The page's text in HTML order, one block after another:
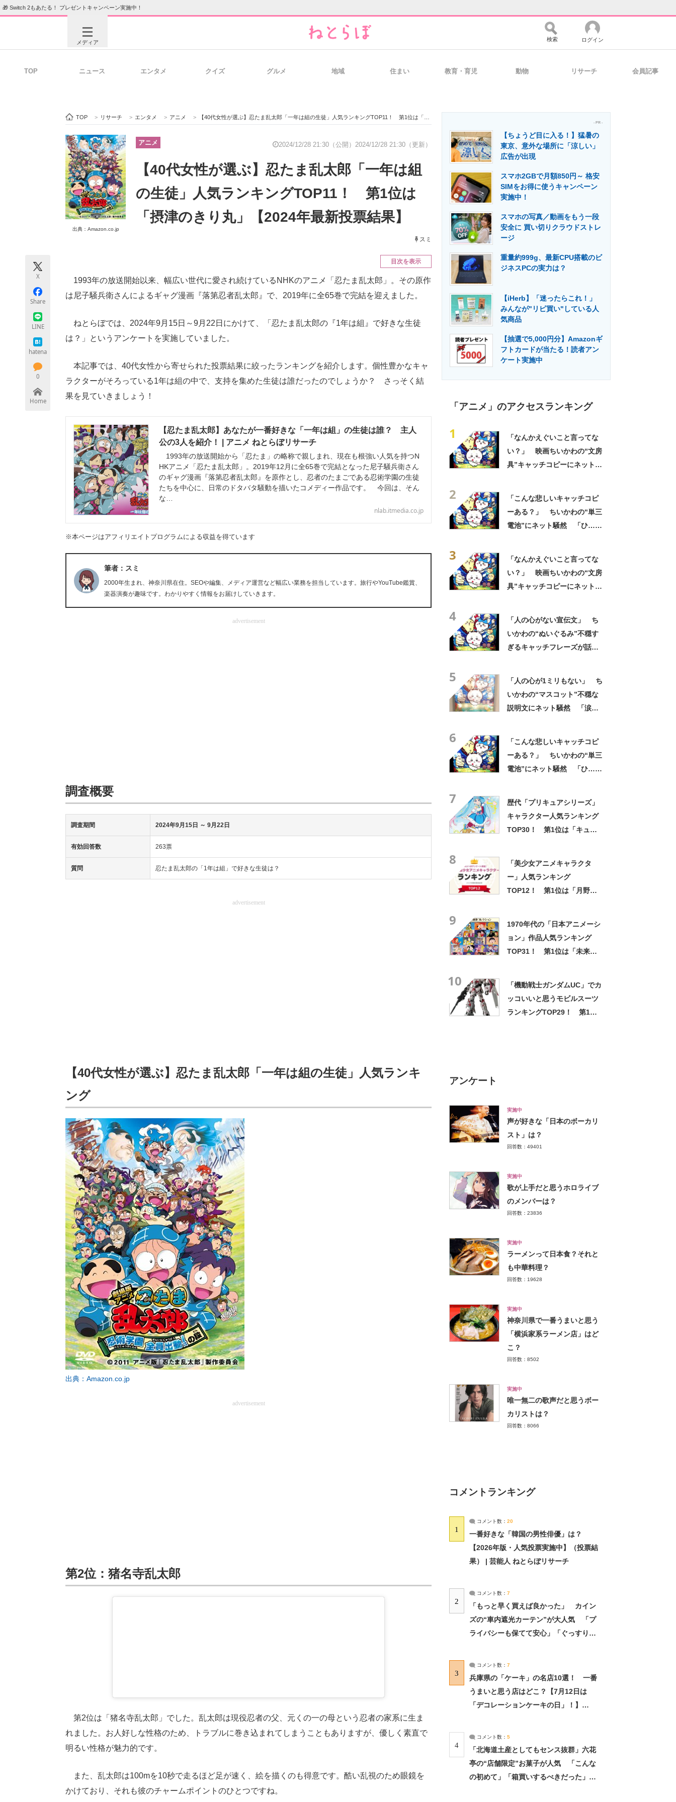
🎁 Switch 2もあたる！ プレゼントキャンペーン実施中！
メディア
ビジネスと働き方のヒント 経営リーダーのコミュニティ マーケ×ITの今がよく分かる
ITエンジニア向け専門サイト 製造業のIT導入・活用を支援
モノづくり技術者専門サイト エネルギーの専門メディア 建設×テクノロジーの最前線
ちょっと気になるネットの話題
検索 ログイン
TOP ニュース エンタメ クイズ グルメ 地域 住まい 教育・育児 動物 リサーチ 会員記事
TOP > リサーチ > エンタメ > アニメ > 【40代女性が選ぶ】忍たま乱太郎「一年は組の生徒」人気ランキングTOP11！ 第1位は「摂津のきり丸」【2024年最新投票結果】
出典：Amazon.co.jp
アニメ 2024/12/28 21:30（公開） 2024/12/28 21:30（更新）
【40代女性が選ぶ】忍たま乱太郎「一年は組
の生徒」人気ランキングTOP11！ 第1位は
「摂津のきり丸」【2024年最新投票結果】
スミ
X
Share
LINE
hatena
0
Home
目次を表示
1993年の放送開始以来、幅広い世代に愛され続けているNHKのアニメ「忍たま乱太郎」。その原作
は尼子騒兵衛さんによるギャグ漫画『落第忍者乱太郎』で、2019年に全65巻で完結を迎えました。
ねとらぼでは、2024年9月15日～9月22日にかけて、「忍たま乱太郎の『1年は組』で好きな生徒
は？」というアンケートを実施していました。
本記事では、40代女性から寄せられた投票結果に絞ったランキングを紹介します。個性豊かなキャ
ラクターがそろっている1年は組の中で、支持を集めた生徒は誰だったのでしょうか？ さっそく結
果を見ていきましょう！
【忍たま乱太郎】あなたが一番好きな「一年は組」の生徒は誰？ 主人
公の3人を紹介！ | アニメ ねとらぼリサーチ
1993年の放送開始から「忍たま」の略称で親しまれ、現在も根強い人気を持つN
HKアニメ「忍たま乱太郎」。2019年12月に全65巻で完結となった尼子騒兵衛さん
のギャグ漫画『落第忍者乱太郎』を原作とし、忍者のたまごである忍術学園の生徒
たちを中心に、日常のドタバタ騒動を描いたコメディー作品です。 今回は、そん
な…
nlab.itmedia.co.jp
※本ページはアフィリエイトプログラムによる収益を得ています
筆者：スミ
2000年生まれ、神奈川県在住。SEOや編集、メディア運営など幅広い業務を担当しています。旅行やYouTube鑑賞、
楽器演奏が趣味です。わかりやすく情報をお届けしていきます。
advertisement
調査概要
調査期間 2024年9月15日 ～ 9月22日
有効回答数 263票
質問 忍たま乱太郎の「1年は組」で好きな生徒は？
advertisement
【40代女性が選ぶ】忍たま乱太郎「一年は組の生徒」人気ランキ
ング
出典：Amazon.co.jp
advertisement
第2位：猪名寺乱太郎
第2位は「猪名寺乱太郎」でした。乱太郎は現役忍者の父、元くの一の母という忍者の家系に生ま
れました。お人好しな性格のため、トラブルに巻き込まれてしまうこともありますが、優しく素直で
明るい性格が魅力的です。
また、乱太郎は100mを10秒で走るほど足が速く、絵を描くのも得意です。酷い乱視のため眼鏡を
かけており、それも彼のチャームポイントのひとつですね。
- PR -
【ちょうど目に入る！】猛暑の
東京、意外な場所に「涼しい」
広告が出現
スマホ2GBで月額850円～ 格安
SIMをお得に使うキャンペーン
実施中！
スマホの写真／動画をもう一段
安全に 買い切りクラウドストレ
ージ
重量約999g、最新CPU搭載のビ
ジネスPCの実力は？
【iHerb】「迷ったらこれ！」
みんなが"リピ買い"している人
気商品
【抽選で5,000円分】Amazonギ
フトカードが当たる！読者アン
ケート実施中
「アニメ」のアクセスランキング
1
「なんかえぐいこと言ってな
い？」 映画ちいかわの“文房
具”キャッチコピーにネット騒
2
「こんな悲しいキャッチコピ
ーある？」 ちいかわの“単三
電池”にネット騒然 「ひ…人
3
「なんかえぐいこと言ってな
い？」 映画ちいかわの“文房
具”キャッチコピーにネット騒
4
「人の心がない宣伝文」 ち
いかわの“ぬいぐるみ”不穏す
ぎるキャッチフレーズが話
5
「人の心が1ミリもない」 ち
いかわの“マスコット”不穏な
説明文にネット騒然 「涙し
6
「こんな悲しいキャッチコピ
ーある？」 ちいかわの“単三
電池”にネット騒然 「ひ…人
7
歴代「プリキュアシリーズ」
キャラクター人気ランキング
TOP30！ 第1位は「キュア
8
「美少女アニメキャラクタ
ー」人気ランキング
TOP12！ 第1位は「月野う
9
1970年代の「日本アニメーシ
ョン」作品人気ランキング
TOP31！ 第1位は「未来少
10
「機動戦士ガンダムUC」でカ
ッコいいと思うモビルスーツ
ランキングTOP29！ 第1位
アンケート
実施中
声が好きな「日本のボーカリ
スト」は？
回答数：49401
実施中
歌が上手だと思うホロライブ
のメンバーは？
回答数：23836
実施中
ラーメンって日本食？それと
も中華料理？
回答数：19628
実施中
神奈川県で一番うまいと思う
「横浜家系ラーメン店」はど
こ？
回答数：8502
実施中
唯一無二の歌声だと思うボー
カリストは？
回答数：8066
コメントランキング
1
コメント数： 20
一番好きな「韓国の男性俳優」は？
【2026年版・人気投票実施中】（投票結
果） | 芸能人 ねとらぼリサーチ
2
コメント数： 7
「もっと早く買えば良かった」 カイン
ズの“車内遮光カーテン”が大人気 「プ
ライバシーも保てて安心」「ぐっすり眠
3
コメント数： 7
兵庫県の「ケーキ」の名店10選！ 一番
うまいと思う店はどこ？【7月12日は
「デコレーションケーキの日」！】
4
コメント数： 5
「北海道土産としてもセンス抜群」六花
亭の“店舗限定”お菓子が人気 「こんな
の初めて」「箱買いするべきだった」